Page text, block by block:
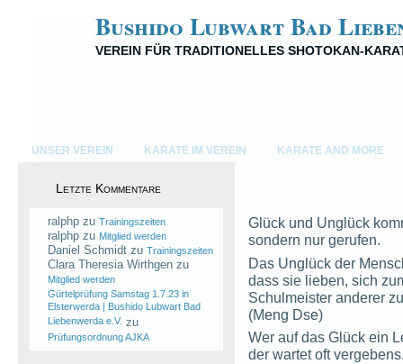
Bushido Lubwart Bad
VEREIN FÜR TRADITIONELLES SHOTOKAN-
UNSER VEREIN KARATE IM VEREIN KARATE AND MORE
Letzte Kommentare
ralphp zu Trainingszeiten
ralphp zu Mitglied werden
Daniel Schmidt zu Trainingszeiten
Clara Theresia Wirthgen zu
Mitglied werden
Gürtelprüfung Samstag 1.7.23 in
Elsterwerda | Bushido Lubwart Bad
Liebenwerda e.V. zu
Prüfungsordnung AJKA
Glück und Unglück
sondern nur gerufen.
Das Unglück der
dass sie lieben, sich
Schulmeister anderer
(Meng Dse)
Wer auf das Glück ein
der wartet oft